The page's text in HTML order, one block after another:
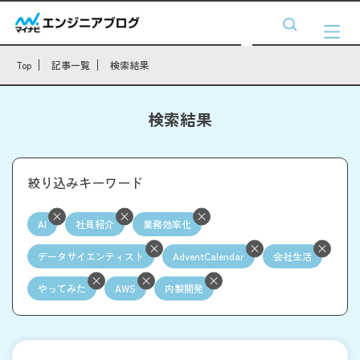
Top 記事一覧 検索結果
検索結果
絞り込みキーワード
AI 社員紹介 業務効率化
データサイエンティスト AdventCalendar 会社生活
やってみた AWS 内製開発